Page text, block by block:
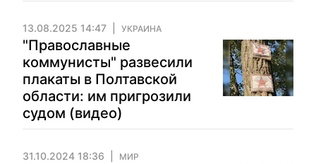
13.08.2025 14:47 УКРАИНА
"Православные
коммунисты" развесили
плакаты в Полтавской
области: им пригрозили
судом (видео)
31.10.2024 18:36 МИР